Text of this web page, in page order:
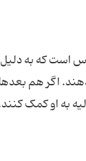
است که به
دهند. اگر هم
به او کمک